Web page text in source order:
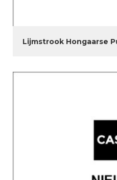
Lijmstrook Hongaarse